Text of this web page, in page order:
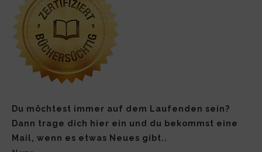
Du möchtest immer auf dem Laufenden sein?
Dann trage dich hier ein und du bekommst eine
Mail, wenn es etwas Neues gibt..